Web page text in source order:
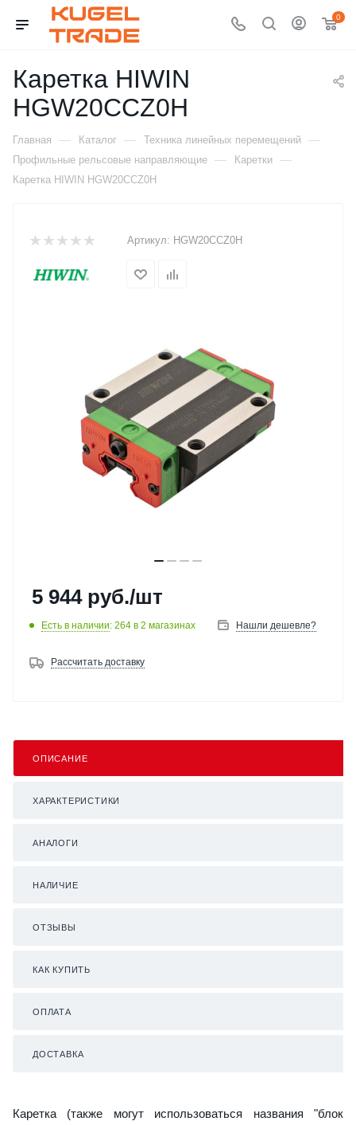
0
Каретка HIWIN
HGW20CCZ0H
Главная — Каталог — Техника линейных перемещений —
Профильные рельсовые направляющие — Каретки —
Каретка HIWIN HGW20CCZ0H
Артикул: HGW20CCZ0H
5 944руб./шт
Есть в наличии: 264 в 2 магазинах Нашли дешевле?
Рассчитать доставку
ОПИСАНИЕ
ХАРАКТЕРИСТИКИ
АНАЛОГИ
НАЛИЧИЕ
ОТЗЫВЫ
КАК КУПИТЬ
ОПЛАТА
ДОСТАВКА
Каретка (также могут использоваться названия "блок